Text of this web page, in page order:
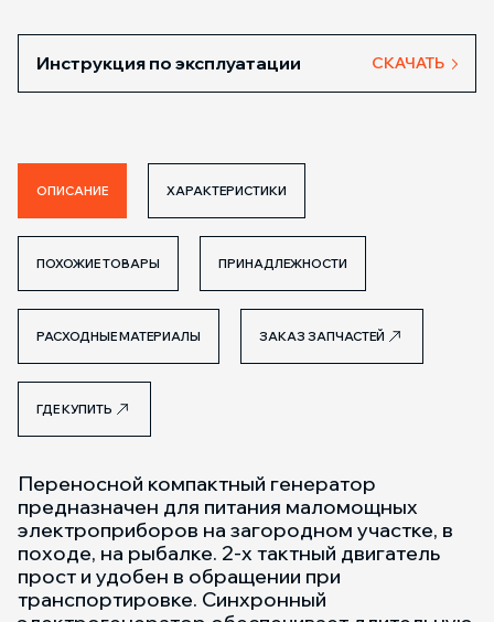
Инструкция по эксплуатации СКАЧАТЬ
ОПИСАНИЕ ХАРАКТЕРИСТИКИ
ПОХОЖИЕ ТОВАРЫ ПРИНАДЛЕЖНОСТИ
РАСХОДНЫЕ МАТЕРИАЛЫ ЗАКАЗ ЗАПЧАСТЕЙ
ГДЕ КУПИТЬ
Переносной компактный генератор
предназначен для питания маломощных
электроприборов на загородном участке, в
походе, на рыбалке. 2-х тактный двигатель
прост и удобен в обращении при
транспортировке. Синхронный